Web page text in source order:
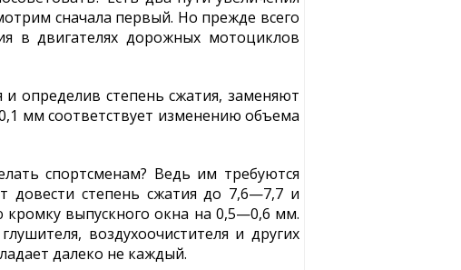
сначала первый. Но прежде всего
в двигателях дорожных мотоциклов
определив степень сжатия, заменяют
мм соответствует изменению объема
спортсменам? Ведь им требуются
довести степень сжатия до 7,6—7,7 и
кромку выпускного окна на 0,5—0,6 мм.
воздухоочистителя и других
далеко не каждый.